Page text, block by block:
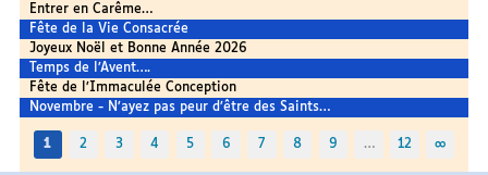
Entrer en Carême…
Fête de la Vie Consacrée
Joyeux Noël et Bonne Année 2026
Temps de l’Avent….
Fête de l’Immaculée Conception
Novembre - N’ayez pas peur d’être des Saints…
1 2 3 4 5 6 7 8 9 … 12 ∞